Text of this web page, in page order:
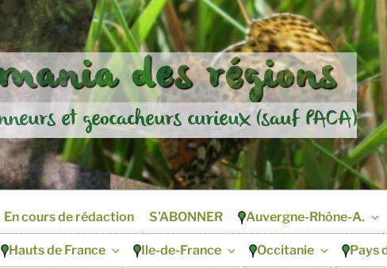
des régions
et geocacheurs curieux (sauf PACA)
En cours de rédaction S’ABONNER Auvergne-Rhône-A.
Hauts de France Ile-de-France Occitanie Pays